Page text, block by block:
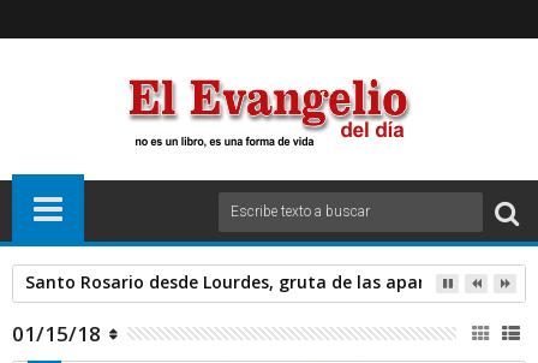
Santo Rosario desde Lourdes, gruta de las apariciones.
01/15/18